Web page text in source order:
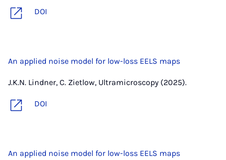
DOI
An applied noise model for low-loss EELS maps
J.K.N. Lindner, C. Zietlow, Ultramicroscopy (2025).
DOI
An applied noise model for low-loss EELS maps